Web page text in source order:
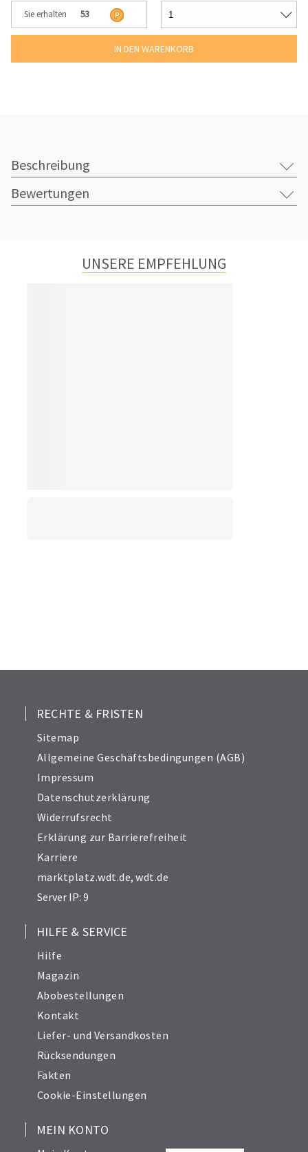
Sie erhalten 53
Beschreibung
Bewertungen
UNSERE EMPFEHLUNG
RECHTE & FRISTEN
Sitemap
Allgemeine Geschäftsbedingungen (AGB)
Impressum
Datenschutzerklärung
Widerrufsrecht
Erklärung zur Barrierefreiheit
Karriere
marktplatz.wdt.de,wdt.de
Server IP: 9
HILFE & SERVICE
Hilfe
Magazin
Abobestellungen
Kontakt
Liefer- und Versandkosten
Rücksendungen
Fakten
Cookie-Einstellungen
MEIN KONTO